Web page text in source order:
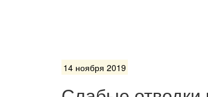
14 ноября 2019